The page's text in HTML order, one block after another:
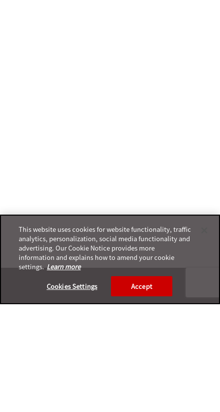
Footer
This website uses cookies for website functionality, traffic
analytics, personalization, social media functionality and
advertising. Our Cookie Notice provides more
information and explains how to amend your cookie
settings. Learn more
Cookies Settings Accept